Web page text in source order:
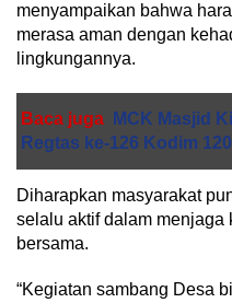
menyampaikan bahwa
merasa aman dengan
lingkungannya.
Baca juga
MCK Masjid
Regtas ke-126 Kodim
Diharapkan masyarakat
selalu aktif dalam menjaga
bersama.
“Kegiatan sambang Desa